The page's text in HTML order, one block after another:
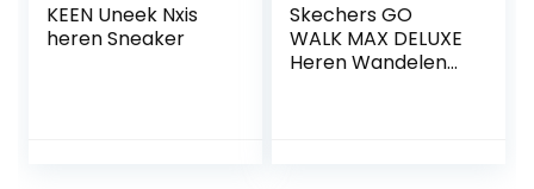
KEEN Uneek Nxis
heren Sneaker
Skechers GO
WALK MAX DELUXE
Heren Wandelen